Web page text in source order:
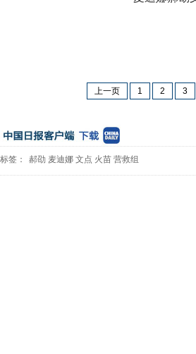
上一页 1 2 3
标签： 郝劭 麦迪娜 文点 火苗 营救组